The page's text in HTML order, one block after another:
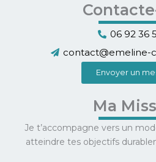
06 92 36
contact@emeline-
Envoyer un
Ma
Je t’accompagne vers un
atteindre tes objectifs